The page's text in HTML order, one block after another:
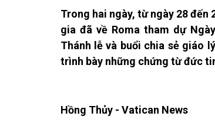
Trong hai ngày, từ ngày 28
gia đã về Roma tham dự
Thánh lễ và buổi chia sẻ giáo
trình bày những chứng từ đức
Hồng Thủy - Vatican News